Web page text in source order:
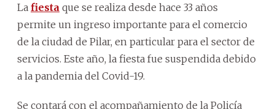
La fiesta que se realiza desde hace 33 años
permite un ingreso importante para el comercio
de la ciudad de Pilar, en particular para el sector de
servicios. Este año, la fiesta fue suspendida debido
a la pandemia del Covid-19.
Se contará con el acompañamiento de la Policía